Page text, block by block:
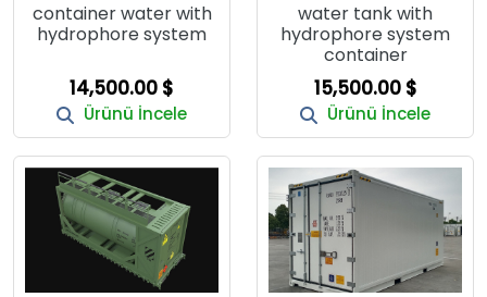
container water with
hydrophore system
14,500.00 $
Ürünü İncele
water tank with
hydrophore system
container
15,500.00 $
Ürünü İncele